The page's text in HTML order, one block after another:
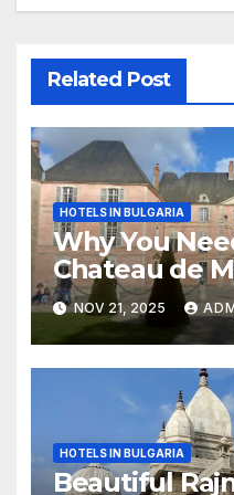
Related Post
HOTELS IN BULGARIA
Why You
Chateau de
NOV 21, 2025
HOTELS IN BULGARIA
Beautiful